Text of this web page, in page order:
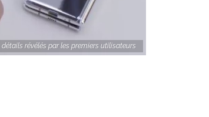
détails révélés par les premiers utilisateurs